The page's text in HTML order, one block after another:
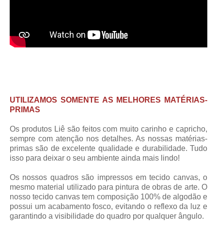
UTILIZAMOS SOMENTE AS MELHORES MATÉRIAS-
PRIMAS
Os produtos Liê são feitos com muito carinho e capricho,
sempre com atenção nos detalhes. As nossas matérias-
primas são de excelente qualidade e durabilidade. Tudo
isso para deixar o seu ambiente ainda mais lindo!
Os nossos quadros são impressos em tecido canvas, o
mesmo material utilizado para pintura de obras de arte. O
nosso tecido canvas tem composição 100% de algodão e
possui um acabamento fosco, evitando o reflexo da luz e
garantindo a visibilidade do quadro por qualquer ângulo.